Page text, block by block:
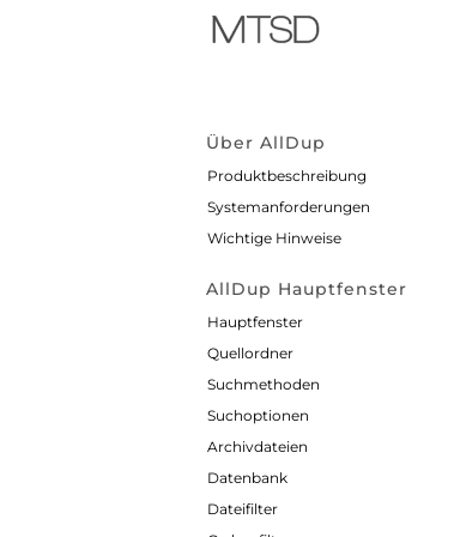
Über AllDup
Produktbeschreibung
Systemanforderungen
Wichtige Hinweise
AllDup Hauptfenster
Hauptfenster
Quellordner
Suchmethoden
Suchoptionen
Archivdateien
Datenbank
Dateifilter